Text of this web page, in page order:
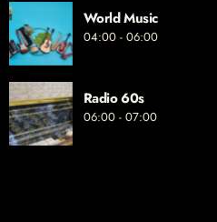
World Music
04:00 - 06:00
Radio 60s
06:00 - 07:00